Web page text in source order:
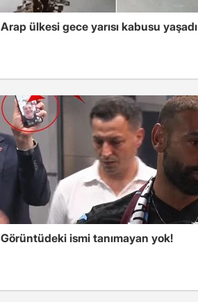
Arap ülkesi gece yarısı kabusu yaşadı
Görüntüdeki ismi tanımayan yok!